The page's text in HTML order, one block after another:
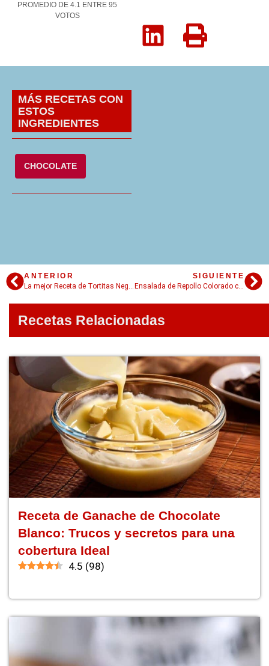
PROMEDIO DE 4.1 ENTRE 95
VOTOS
MÁS RECETAS CON
ESTOS
INGREDIENTES
CHOCOLATE
ANTERIOR
La mejor Receta de Tortitas Negras caseras: infalible!
SIGUIENTE
Ensalada de Repollo Colorado con Roquefort
Recetas Relacionadas
Receta de Ganache de Chocolate
Blanco: Trucos y secretos para una
cobertura Ideal
4.5 (98)